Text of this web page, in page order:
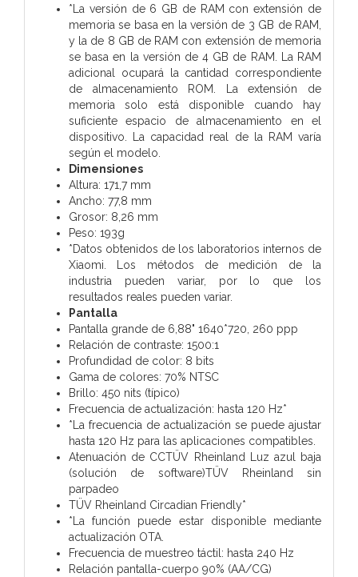
*La versión de 6 GB de RAM con extensión de
memoria se basa en la versión de 3 GB de RAM,
y la de 8 GB de RAM con extensión de memoria
se basa en la versión de 4 GB de RAM. La RAM
adicional ocupará la cantidad correspondiente
de almacenamiento ROM. La extensión de
memoria solo está disponible cuando hay
suficiente espacio de almacenamiento en el
dispositivo. La capacidad real de la RAM varía
según el modelo.
Dimensiones
Altura: 171,7 mm
Ancho: 77,8 mm
Grosor: 8,26 mm
Peso: 193g
*Datos obtenidos de los laboratorios internos de
Xiaomi. Los métodos de medición de la
industria pueden variar, por lo que los
resultados reales pueden variar.
Pantalla
Pantalla grande de 6,88" 1640*720, 260 ppp
Relación de contraste: 1500:1
Profundidad de color: 8 bits
Gama de colores: 70% NTSC
Brillo: 450 nits (típico)
Frecuencia de actualización: hasta 120 Hz*
*La frecuencia de actualización se puede ajustar
hasta 120 Hz para las aplicaciones compatibles.
Atenuación de CCTÜV Rheinland Luz azul baja
(solución de software)TÜV Rheinland sin
parpadeo
TÜV Rheinland Circadian Friendly*
*La función puede estar disponible mediante
actualización OTA.
Frecuencia de muestreo táctil: hasta 240 Hz
Relación pantalla-cuerpo 90% (AA/CG)